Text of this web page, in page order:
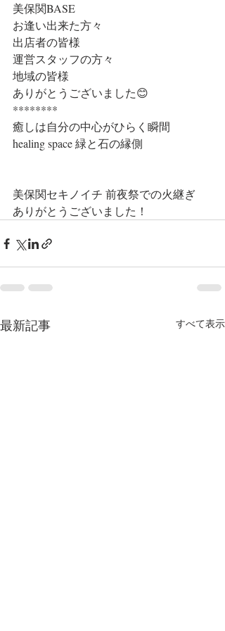
美保関BASE
お逢い出来た方々
出店者の皆様
運営スタッフの方々
地域の皆様
ありがとうございました😊
********
癒しは自分の中心がひらく瞬間
healing space 緑と石の縁側
美保関セキノイチ 前夜祭での火継ぎ
ありがとうございました！
最新記事 すべて表示